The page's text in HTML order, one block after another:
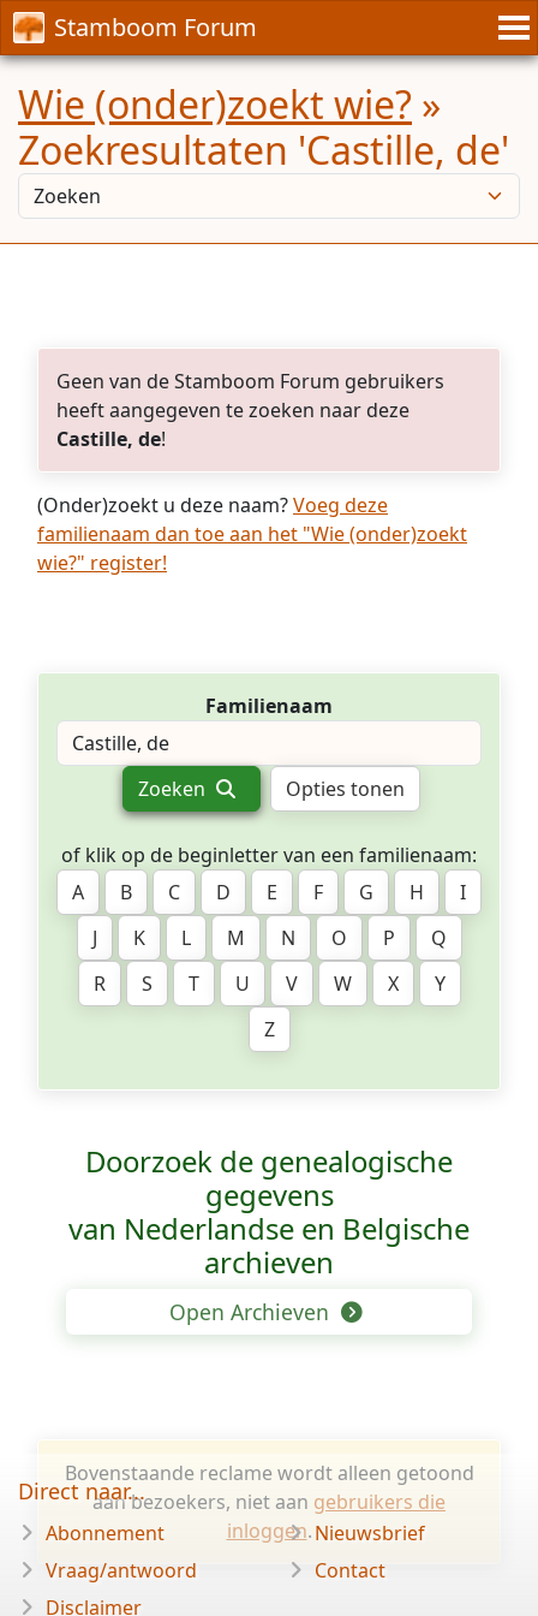
Stamboom Forum
Wie (onder)zoekt wie? »
Zoekresultaten 'Castille, de'
Geen van de Stamboom Forum gebruikers
heeft aangegeven te zoeken naar deze
Castille, de!
(Onder)zoekt u deze naam?Voeg deze
familienaam dan toe aan het "Wie (onder)zoekt
wie?" register!
Familienaam
Zoeken Opties tonen
of klik op de beginletter van een familienaam:
A
B C D E F G H
I
J
K L M N O P
Q
R
S T U V W X
Y
Z
Doorzoek de genealogische
gegevens
van Nederlandse en Belgische
archieven
Open Archieven
Bovenstaande reclame wordt alleen getoond
aan bezoekers, niet aan gebruikers die
inloggen.
Direct naar...
Abonnement
Vraag/antwoord
Disclaimer
Nieuwsbrief
Contact